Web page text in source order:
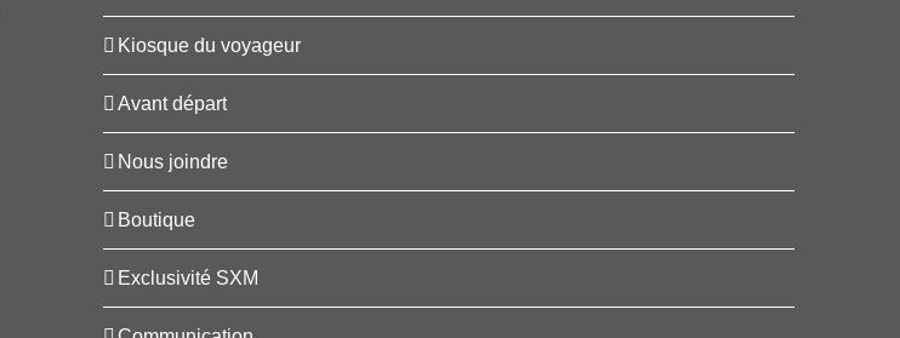
Kiosque du voyageur
Avant départ
Nous joindre
Boutique
Exclusivité SXM